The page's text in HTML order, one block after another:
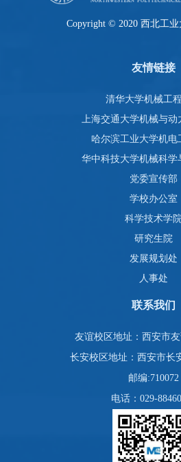
Copyright © 2020 西北工
友情链接
清华大学机械工
上海交通大学机械与动
哈尔滨工业大学机电
华中科技大学机械科学
党委宣传部
学校办公室
科学技术学
研究生院
发展规划处
人事处
联系我们
友谊校区地址：西安市
长安校区地址：西安市长
邮编:710072
电话：029-